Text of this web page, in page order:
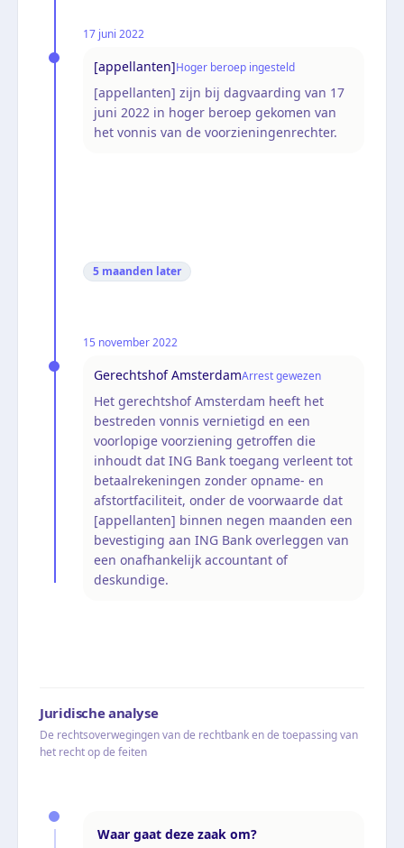
17 juni 2022
[appellanten]Hoger beroep ingesteld
[appellanten] zijn bij dagvaarding van 17
juni 2022 in hoger beroep gekomen van
het vonnis van de voorzieningenrechter.
5 maanden later
15 november 2022
Gerechtshof AmsterdamArrest gewezen
Het gerechtshof Amsterdam heeft het
bestreden vonnis vernietigd en een
voorlopige voorziening getroffen die
inhoudt dat ING Bank toegang verleent tot
betaalrekeningen zonder opname- en
afstortfaciliteit, onder de voorwaarde dat
[appellanten] binnen negen maanden een
bevestiging aan ING Bank overleggen van
een onafhankelijk accountant of
deskundige.
Juridische analyse
De rechtsoverwegingen van de rechtbank en de toepassing van
het recht op de feiten
Waar gaat deze zaak om?